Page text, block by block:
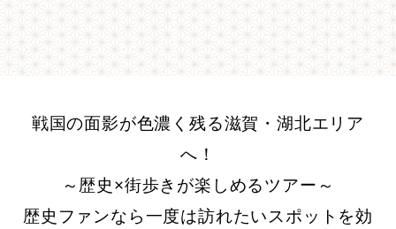
戦国の面影が色濃く残る滋賀・湖北エリア
へ！
～歴史×街歩きが楽しめるツアー～
歴史ファンなら一度は訪れたいスポットを効